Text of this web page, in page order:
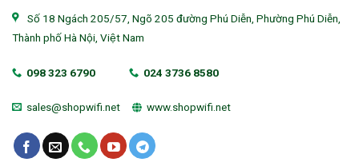
Số 18 Ngách 205/57, Ngõ 205 đường Phú Diễn, Phường Phú Diễn,
Thành phố Hà Nội, Việt Nam
098 323 6790 024 3736 8580
sales@shopwifi.net www.shopwifi.net